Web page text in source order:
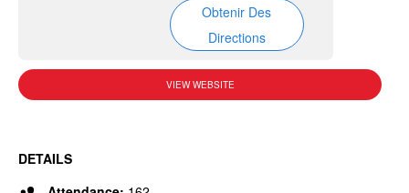
Obtenir Des
Directions
VIEW WEBSITE
DETAILS